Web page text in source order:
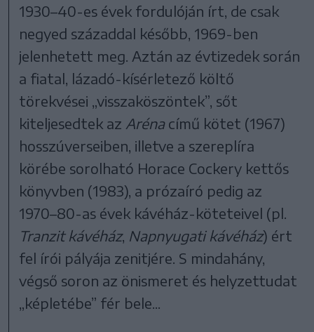
1930–40-es évek fordulóján írt, de csak
negyed századdal később, 1969-ben
jelenhetett meg. Aztán az évtizedek során
a fiatal, lázadó-kísérletező költő
törekvései „visszaköszöntek”, sőt
kiteljesedtek az Arénacímű kötet (1967)
hosszúverseiben, illetve a szereplíra
körébe sorolható Horace Cockery kettős
könyvben (1983), a prózaíró pedig az
1970–80-as évek kávéház-köteteivel (pl.
Tranzit kávéház, Napnyugati kávéház) ért
fel írói pályája zenitjére. S mindahány,
végső soron az önismeret és helyzettudat
„képletébe” fér bele...